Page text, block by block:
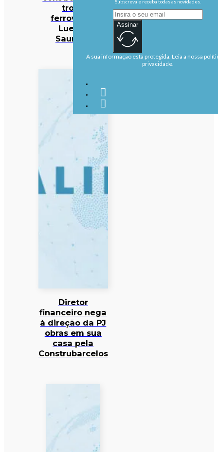
troço
ferroviário
Luena-
Saurimo
Diretor
financeiro nega
à direção da PJ
obras em sua
casa pela
Construbarcelos
Subscreva e receba todas as novidades.
Assinar
A sua informação está protegida. Leia a nossa
privacidade.